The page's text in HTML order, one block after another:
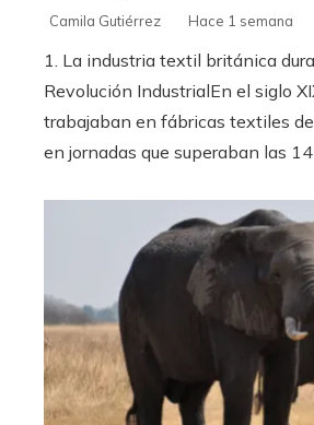
Camila Gutiérrez Hace 1 semana
1. La industria textil británica
Revolución IndustrialEn el siglo
trabajaban en fábricas textiles
en jornadas que superaban las 14